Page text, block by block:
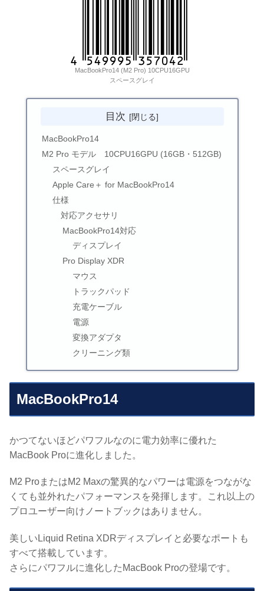
MacBookPro14 (M2 Pro) 10CPU16GPU
スペースグレイ
目次
MacBookPro14
M2 Pro モデル 10CPU16GPU (16GB・512GB)
スペースグレイ
Apple Care＋ for MacBookPro14
仕様
対応アクセサリ
MacBookPro14対応
ディスプレイ
Pro Display XDR
マウス
トラックパッド
充電ケーブル
電源
変換アダプタ
クリーニング類
MacBookPro14
かつてないほどパワフルなのに電力効率に優れた
MacBook Proに進化しました。
M2 ProまたはM2 Maxの驚異的なパワーは電源をつながな
くても並外れたパフォーマンスを発揮します。これ以上の
プロユーザー向けノートブックはありません。
美しいLiquid Retina XDRディスプレイと必要なポートも
すべて搭載しています。
さらにパワフルに進化したMacBook Proの登場です。